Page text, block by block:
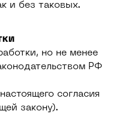
и без таковых.
но не менее
РФ
согласия
закону).